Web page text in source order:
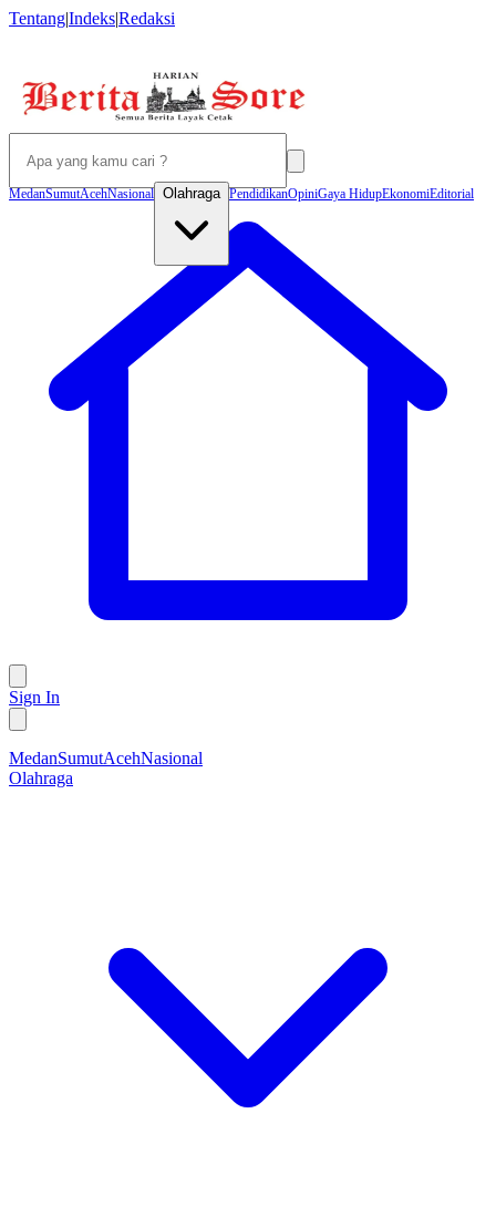
Tentang|Indeks|Redaksi
MedanSumutAcehNasional Olahraga PendidikanOpiniGaya HidupEkonomiEditorial
Sign In
MedanSumutAcehNasional
Olahraga